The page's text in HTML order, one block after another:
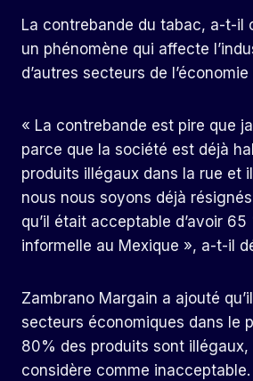
La contrebande du tabac, a-t-il
un phénomène qui affecte
d’autres secteurs de
« La contrebande est pire que
parce que la société est déjà
produits illégaux dans la rue et
nous nous soyons déjà
qu’il était acceptable d’avoir 65
informelle au Mexique », a-t-il
Zambrano Margain a ajouté
secteurs économiques dans le
80% des produits sont illégaux,
considère comme inacceptable.